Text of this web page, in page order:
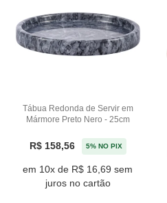
Tábua Redonda de Servir em
Mármore Preto Nero - 25cm
R$ 158,56 5% NO PIX
em 10x de R$ 16,69 sem
juros no cartão